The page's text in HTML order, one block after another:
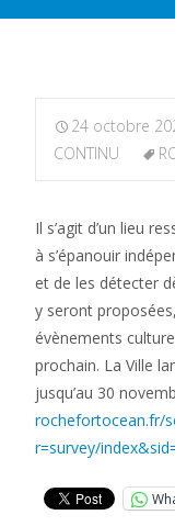
24 octobre
CONTINU
Il s’agit d’un lieu
à s’épanouir
et de les détecter
y seront
évènements
prochain. La Ville
jusqu’au 30
rochefortocean.fr/
r=survey/